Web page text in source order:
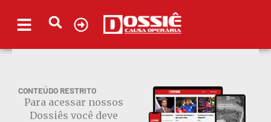
para
CONTEÚDO RESTRITO
Para acessar nossos
Dossiês você deve